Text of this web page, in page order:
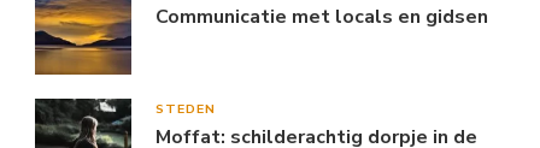
Communicatie met locals en gidsen
STEDEN
Moffat: schilderachtig dorpje in de